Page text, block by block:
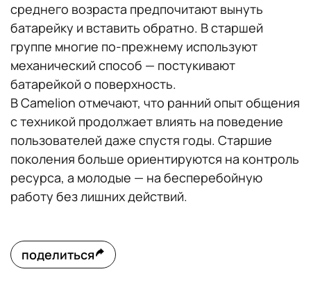
среднего возраста предпочитают вынуть
батарейку и вставить обратно. В старшей
группе многие по-прежнему используют
механический способ — постукивают
батарейкой о поверхность.
В Camelion отмечают, что ранний опыт общения
с техникой продолжает влиять на поведение
пользователей даже спустя годы. Старшие
поколения больше ориентируются на контроль
ресурса, а молодые — на бесперебойную
работу без лишних действий.
поделиться